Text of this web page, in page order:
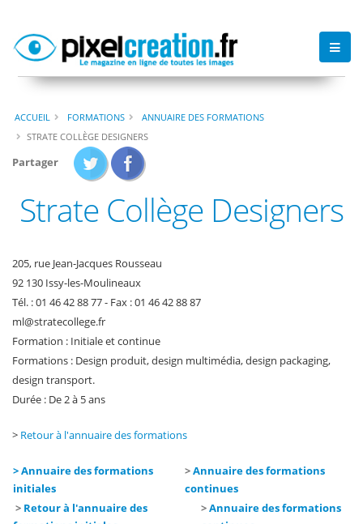
ACCUEIL FORMATIONS
ANNUAIRE DES FORMATIONS
STRATE COLLÈGE DESIGNERS
Partager
Strate Collège Designers
205, rue Jean-Jacques Rousseau
92 130 Issy-les-Moulineaux
Tél. : 01 46 42 88 77 - Fax : 01 46 42 88 87
ml@stratecollege.fr
Formation : Initiale et continue
Formations : Design produit, design multimédia, design packaging,
design transport.
Durée : De 2 à 5 ans
> Retour à l'annuaire des formations
> Annuaire des formations
initiales
>Annuaire des formations
continues
> Retour à l'annuaire des
>Annuaire des formations